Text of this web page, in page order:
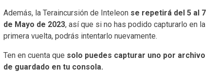
Además, la Teraincursión de Inteleon se repetirá del 5 al 7
de Mayo de 2023, así que si no has podido capturarlo en la
primera vuelta, podrás intentarlo nuevamente.
Ten en cuenta que solo puedes capturar uno por archivo
de guardado en tu consola.